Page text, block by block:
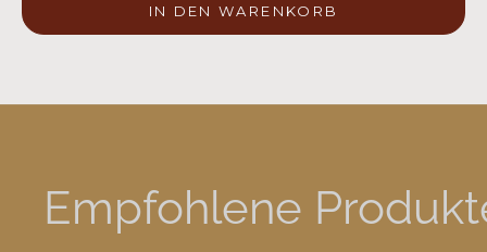
IN DEN WARENKORB
Empfohlene